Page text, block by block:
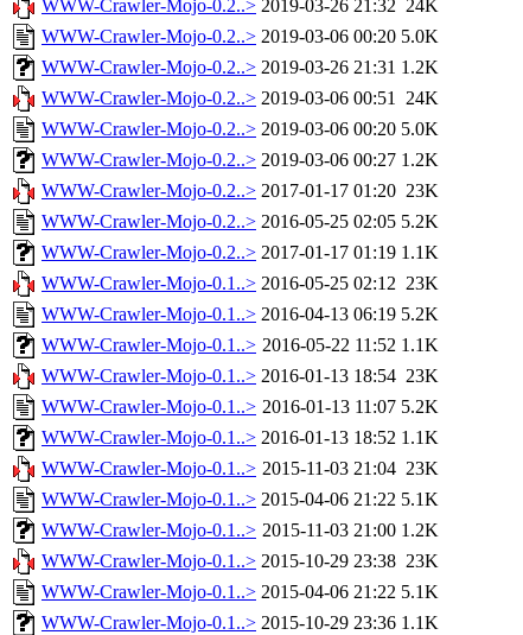
WWW-Crawler-Mojo-0.2..> 2019-03-26 21:32 24K
WWW-Crawler-Mojo-0.2..> 2019-03-06 00:20 5.0K
WWW-Crawler-Mojo-0.2..> 2019-03-26 21:31 1.2K
WWW-Crawler-Mojo-0.2..> 2019-03-06 00:51 24K
WWW-Crawler-Mojo-0.2..> 2019-03-06 00:20 5.0K
WWW-Crawler-Mojo-0.2..> 2019-03-06 00:27 1.2K
WWW-Crawler-Mojo-0.2..> 2017-01-17 01:20 23K
WWW-Crawler-Mojo-0.2..> 2016-05-25 02:05 5.2K
WWW-Crawler-Mojo-0.2..> 2017-01-17 01:19 1.1K
WWW-Crawler-Mojo-0.1..> 2016-05-25 02:12 23K
WWW-Crawler-Mojo-0.1..> 2016-04-13 06:19 5.2K
WWW-Crawler-Mojo-0.1..> 2016-05-22 11:52 1.1K
WWW-Crawler-Mojo-0.1..> 2016-01-13 18:54 23K
WWW-Crawler-Mojo-0.1..> 2016-01-13 11:07 5.2K
WWW-Crawler-Mojo-0.1..> 2016-01-13 18:52 1.1K
WWW-Crawler-Mojo-0.1..> 2015-11-03 21:04 23K
WWW-Crawler-Mojo-0.1..> 2015-04-06 21:22 5.1K
WWW-Crawler-Mojo-0.1..> 2015-11-03 21:00 1.2K
WWW-Crawler-Mojo-0.1..> 2015-10-29 23:38 23K
WWW-Crawler-Mojo-0.1..> 2015-04-06 21:22 5.1K
WWW-Crawler-Mojo-0.1..> 2015-10-29 23:36 1.1K